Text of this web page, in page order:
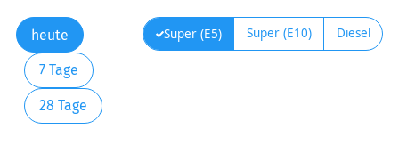
heute
7 Tage
28 Tage
Super (E5) Super (E10) Diesel